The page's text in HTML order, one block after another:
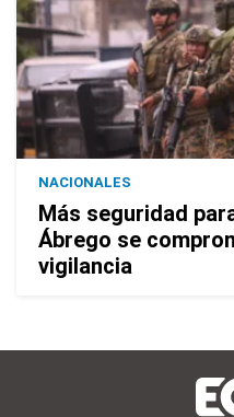
NACIONALES
Más seguridad
Ábrego se
vigilancia